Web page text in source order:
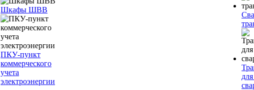
Шкафы ШВВ
ПКУ-пункт
коммерческого
учета
электроэнергии